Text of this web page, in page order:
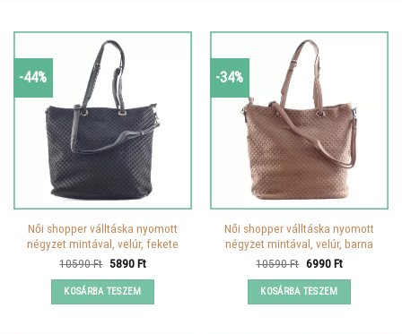
-44%
Női shopper válltáska nyomott
négyzet mintával, velúr, fekete
10590Ft Original
was:
10590 Ft.
5890FtCurrent
KOSÁRBA TESZEM
-34%
Női shopper válltáska nyomott
négyzet mintával, velúr, barna
10590Ft Original
was:
10590 Ft.
6990FtCurrent
KOSÁRBA TESZEM